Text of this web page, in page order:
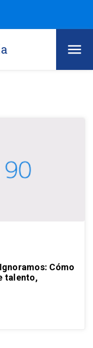
Cómo
talento,